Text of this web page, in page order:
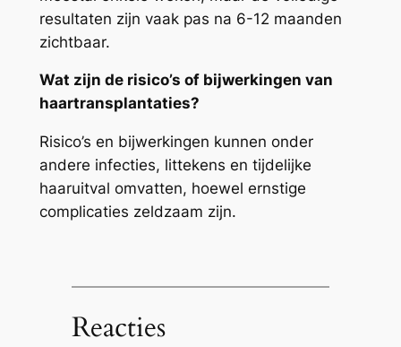
resultaten zijn vaak pas na 6-12 maanden
zichtbaar.
Wat zijn de risico’s of bijwerkingen van
haartransplantaties?
Risico’s en bijwerkingen kunnen onder
andere infecties, littekens en tijdelijke
haaruitval omvatten, hoewel ernstige
complicaties zeldzaam zijn.
Reacties